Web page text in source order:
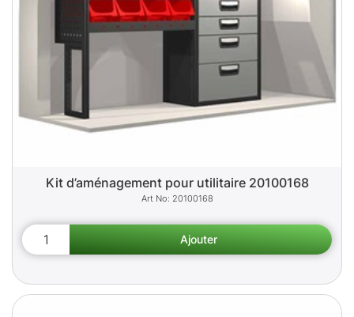
Kit d’aménagement pour utilitaire 20100168
20100168